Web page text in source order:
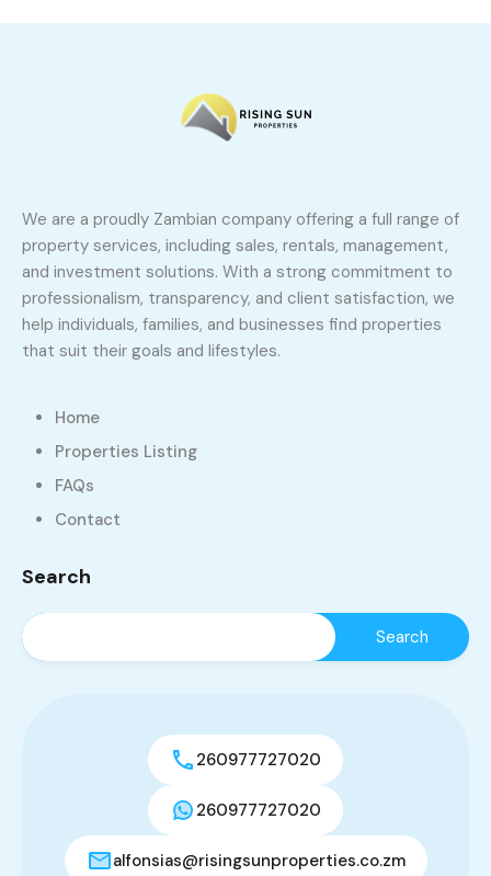
We are a proudly Zambian company offering a full range of
property services, including sales, rentals, management,
and investment solutions. With a strong commitment to
professionalism, transparency, and client satisfaction, we
help individuals, families, and businesses find properties
that suit their goals and lifestyles.
Home
Properties Listing
FAQs
Contact
Search
260977727020
260977727020
alfonsias@risingsunproperties.co.zm